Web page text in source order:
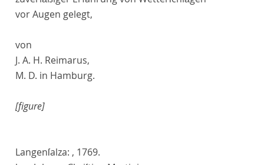
vor Augen gelegt,
von
J. A. H. Reimarus,
M. D. in Hamburg.
[figure]
Langenſalza: , 1769.